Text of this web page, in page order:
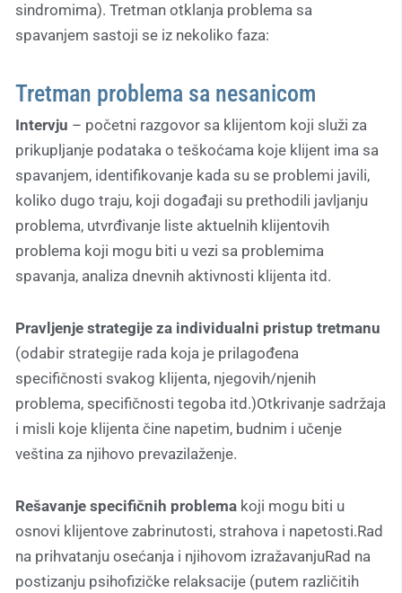
sindromima). Tretman otklanja problema sa
spavanjem sastoji se iz nekoliko faza:
Tretman problema sa nesanicom
Intervju – početni razgovor sa klijentom koji služi za
prikupljanje podataka o teškoćama koje klijent ima sa
spavanjem, identifikovanje kada su se problemi javili,
koliko dugo traju, koji događaji su prethodili javljanju
problema, utvrđivanje liste aktuelnih klijentovih
problema koji mogu biti u vezi sa problemima
spavanja, analiza dnevnih aktivnosti klijenta itd.
Pravljenje strategije za individualni pristup tretmanu
(odabir strategije rada koja je prilagođena
specifičnosti svakog klijenta, njegovih/njenih
problema, specifičnosti tegoba itd.)Otkrivanje sadržaja
i misli koje klijenta čine napetim, budnim i učenje
veština za njihovo prevazilaženje.
Rešavanje specifičnih problema koji mogu biti u
osnovi klijentove zabrinutosti, strahova i napetosti.Rad
na prihvatanju osećanja i njihovom izražavanjuRad na
postizanju psihofizičke relaksacije (putem različitih